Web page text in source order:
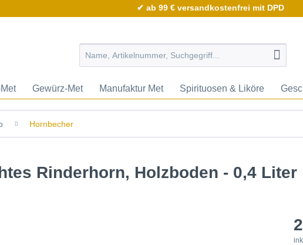
✔ ab 99 € versandkostenfrei mit DPD
Gewürz-Met Manufaktur Met Spirituosen & Liköre
Hornbecher
Rinderhorn, Holzboden - 0,4 Liter